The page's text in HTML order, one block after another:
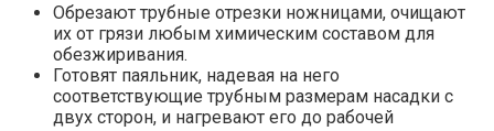
Обрезают трубные отрезки ножницами, очищают
их от грязи любым химическим составом для
обезжиривания.
Готовят паяльник, надевая на него
соответствующие трубным размерам насадки с
двух сторон, и нагревают его до рабочей